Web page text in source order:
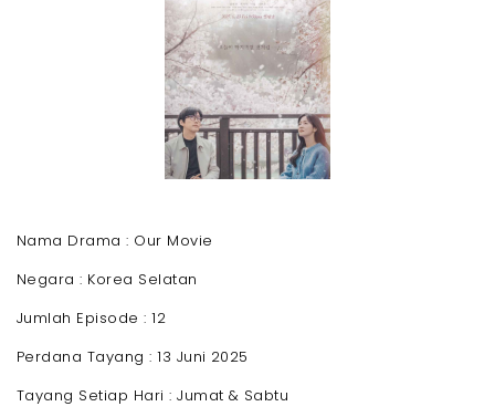
Nama Drama : Our Movie
Negara : Korea Selatan
Jumlah Episode : 12
Perdana Tayang : 13 Juni 2025
Tayang Setiap Hari : Jumat & Sabtu